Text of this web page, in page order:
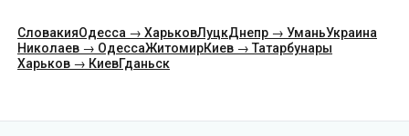
СловакияОдесса → ХарьковЛуцкДнепр → УманьУкраина
Николаев → ОдессаЖитомирКиев → Татарбунары
Харьков → КиевГданьск